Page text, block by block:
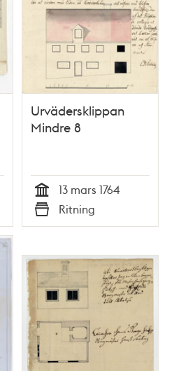
Urvädersklippan
Mindre 8
Tid
13 mars 1764
Typ
Ritning